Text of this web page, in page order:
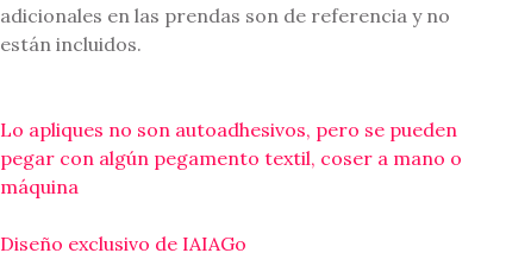
adicionales en las prendas son de referencia y no
están incluidos.
Lo apliques no son autoadhesivos, pero se pueden
pegar con algún pegamento textil, coser a mano o
máquina
Diseño exclusivo de IAIAGo